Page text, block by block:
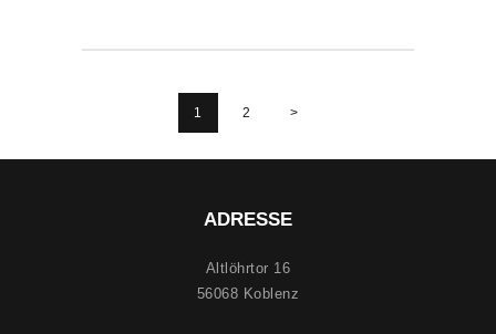
Beiträge
PAGE
1 PAGE
2 >
ADRESSE
Altlöhrtor 16
56068 Koblenz